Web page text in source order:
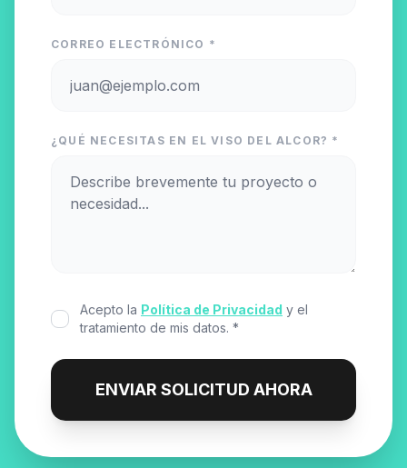
CORREO ELECTRÓNICO *
¿QUÉ NECESITAS EN EL VISO DEL ALCOR? *
Acepto la Política de Privacidad y el
tratamiento de mis datos. *
ENVIAR SOLICITUD AHORA